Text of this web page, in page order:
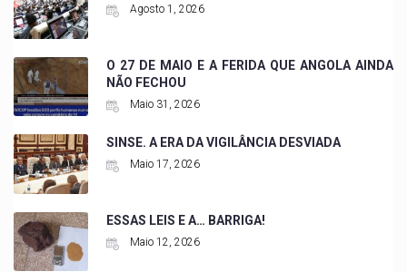
Agosto 1, 2026
O 27 DE MAIO E A FERIDA QUE ANGOLA AINDA
NÃO FECHOU
Maio 31, 2026
SINSE. A ERA DA VIGILÂNCIA DESVIADA
Maio 17, 2026
ESSAS LEIS E A… BARRIGA!
Maio 12, 2026